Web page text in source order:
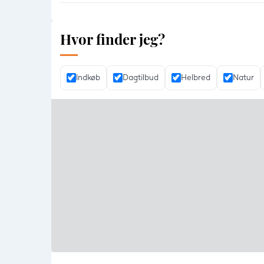
Hvor finder jeg?
Indkøb Dagtilbud Helbred Natur